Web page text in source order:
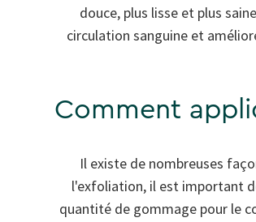
douce, plus lisse et plus
circulation sanguine et
Comment
Il existe de nombreuses
l'exfoliation, il est important
quantité de gommage pour le